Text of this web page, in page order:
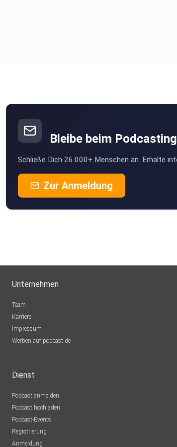
Bleibe beim
Schließe Dich 26.000+ Menschen an. Erhalte
Zur Anmeldung
Unternehmen
Team
Karriere
Impressum
Werben auf podcast.de
Dienst
Podcast anmelden
Podcast hochladen
Podcast-Events
Registrierung
Anmeldung